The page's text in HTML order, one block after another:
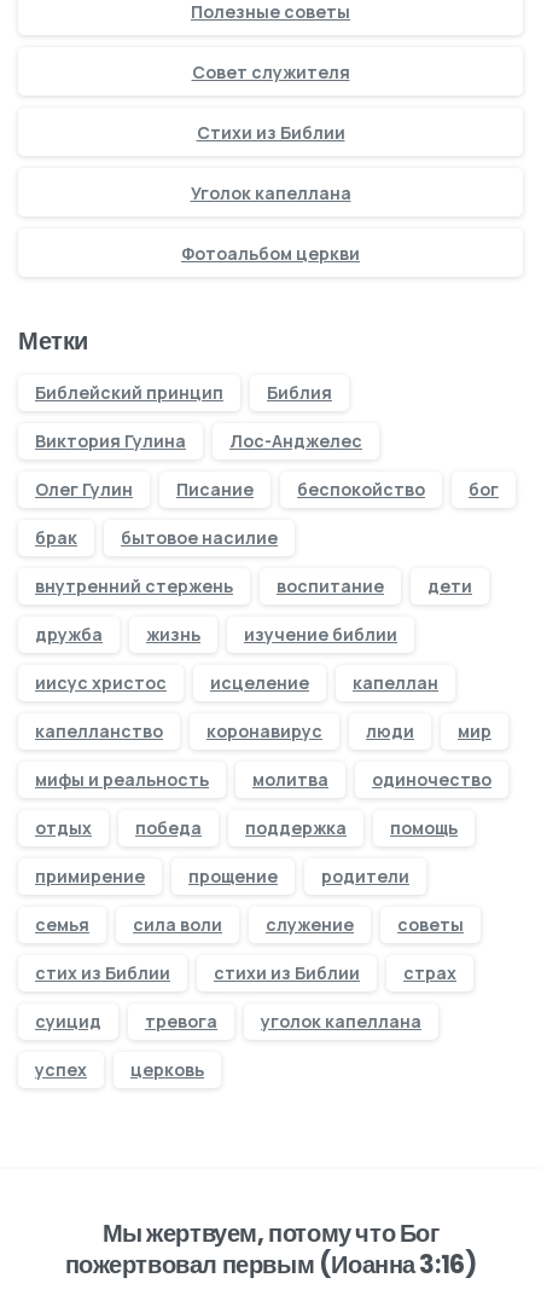
Полезные советы
Совет служителя
Стихи из Библии
Уголок капеллана
Фотоальбом церкви
Метки
Библейский принцип Библия
Виктория Гулина Лос-Анджелес
Олег Гулин Писание беспокойство бог
брак бытовое насилие
внутренний стержень воспитание дети
дружба жизнь изучение библии
иисус христос исцеление капеллан
капелланство коронавирус люди мир
мифы и реальность молитва одиночество
отдых победа поддержка помощь
примирение прощение родители
семья сила воли служение советы
стих из Библии стихи из Библии страх
суицид тревога уголок капеллана
успех церковь
Мы жертвуем, потому что Бог
пожертвовал первым (Иоанна 3:16)